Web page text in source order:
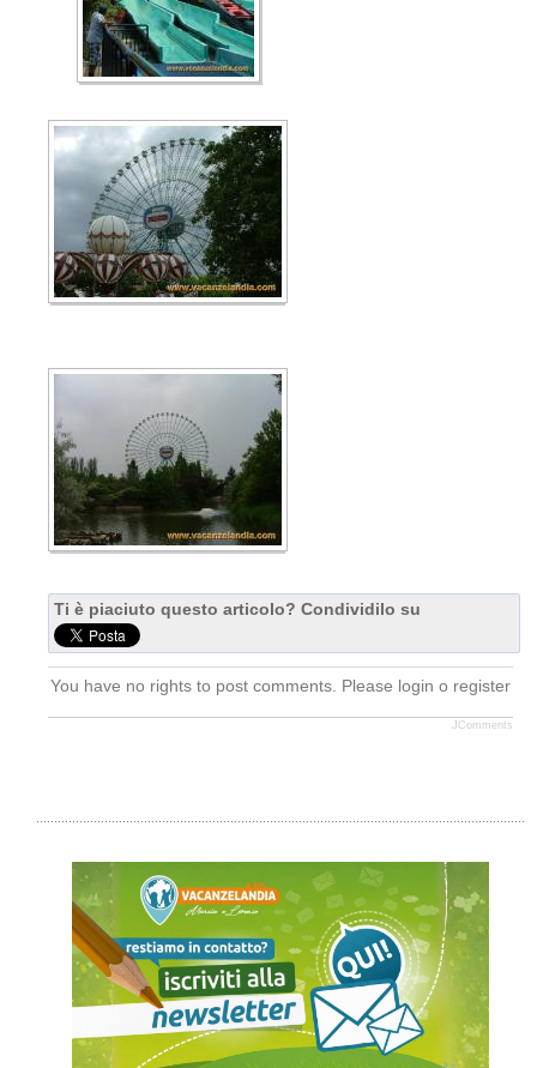
Ti è piaciuto questo articolo? Condividilo su
You have no rights to post comments. Please login o register
JComments